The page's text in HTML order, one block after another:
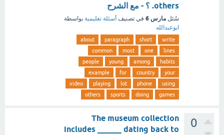
others. ؟ - مع الشرح
سُئل مارس 6 في تصنيف أسئلة تعليمية بواسطة
ابوعبدالله
write
short
paragraph
about
lines
one
most
common
habits
among
young
people
your
country
for
example
using
phone
lot
playing
video
games
doing
sports
others
0
The museum collection
includes ______ dating back to